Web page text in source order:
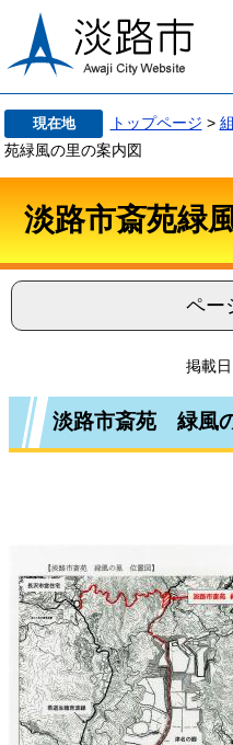
現在地 トップページ >
苑緑風の里の案内図
淡路市斎苑緑
ペー
掲載
淡路市斎苑 緑風